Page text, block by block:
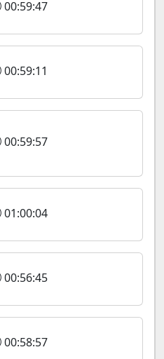
00:59:47
00:59:11
00:59:57
01:00:04
00:56:45
00:58:57